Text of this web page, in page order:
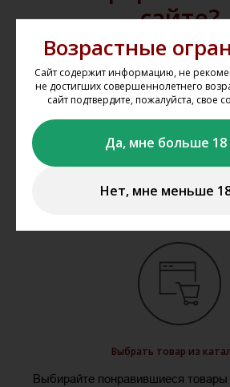
Возрастные
Сайт содержит информацию, не
не достигших совершеннолетнего
сайт подтвердите, пожалуйста, свое
Да, мне больше 18
Нет, мне меньше
сайте?
Мы не осуществляем
продажу и доставку
табачной продукции.
забронировать
сайте продукцию
приобрести её в
«Галерея вин» в
Выбрать товар из
Выбирайте понравившиеся товары